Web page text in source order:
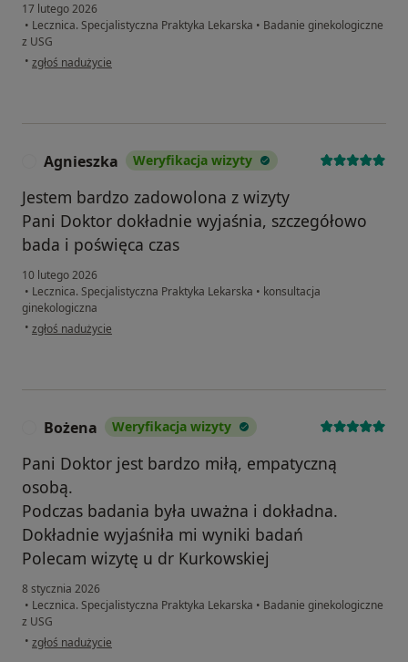
17 lutego 2026
• Lecznica. Specjalistyczna Praktyka Lekarska • Badanie ginekologiczne
z USG
• w opinii użytkownika Tina
zgłoś nadużycie
Agnieszka Weryfikacja wizyty
Jestem bardzo zadowolona z wizyty
Pani Doktor dokładnie wyjaśnia, szczegółowo
bada i poświęca czas
10 lutego 2026
• Lecznica. Specjalistyczna Praktyka Lekarska • konsultacja
ginekologiczna
• w opinii użytkownika Agnieszka
zgłoś nadużycie
Bożena Weryfikacja wizyty
Pani Doktor jest bardzo miłą, empatyczną
osobą.
Podczas badania była uważna i dokładna.
Dokładnie wyjaśniła mi wyniki badań
Polecam wizytę u dr Kurkowskiej
8 stycznia 2026
• Lecznica. Specjalistyczna Praktyka Lekarska • Badanie ginekologiczne
z USG
• w opinii użytkownika Bożena
zgłoś nadużycie